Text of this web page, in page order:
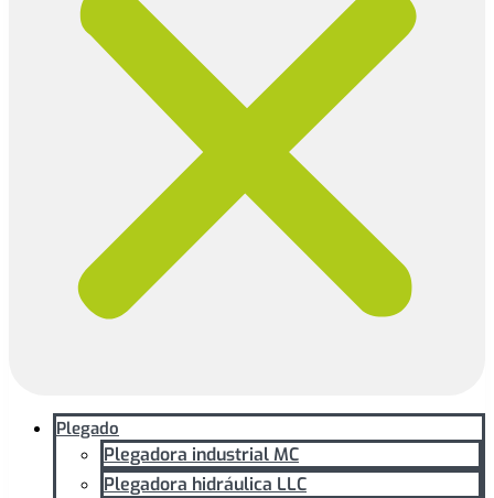
Plegado
Plegadora industrial MC
Plegadora hidráulica LLC